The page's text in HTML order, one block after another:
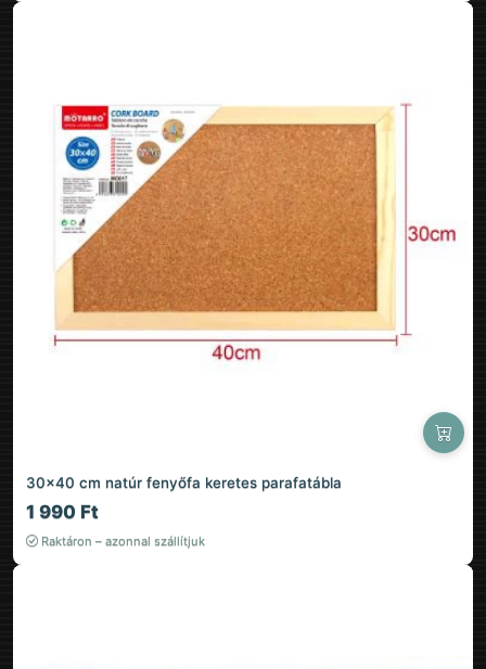
30×40 cm natúr fenyőfa keretes parafatábla
1 990 Ft
Raktáron – azonnal szállítjuk